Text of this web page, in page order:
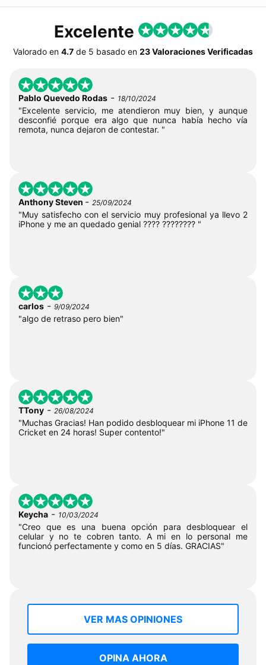
Excelente
Valorado en 4.7 de 5 basado en 23 Valoraciones Verificadas
Pablo Quevedo Rodas - 18/10/2024
"Excelente servicio, me atendieron muy bien, y aunque
desconfié porque era algo que nunca había hecho vía
remota, nunca dejaron de contestar. "
Anthony Steven - 25/09/2024
"Muy satisfecho con el servicio muy profesional ya llevo 2
iPhone y me an quedado genial ???? ???????? "
carlos - 9/09/2024
"algo de retraso pero bien"
TTony - 26/08/2024
"Muchas Gracias! Han podido desbloquear mi iPhone 11 de
Cricket en 24 horas! Super contento!"
Keycha - 10/03/2024
"Creo que es una buena opción para desbloquear el
celular y no te cobren tanto. A mi en lo personal me
funcionó perfectamente y como en 5 días. GRACIAS"
VER MAS OPINIONES
OPINA AHORA